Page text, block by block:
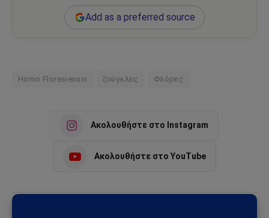
Add as a preferred source
Homo Floresiensis ζούγκλες Φλόρες
Ακολουθήστε στο Instagram
Ακολουθήστε στο YouTube